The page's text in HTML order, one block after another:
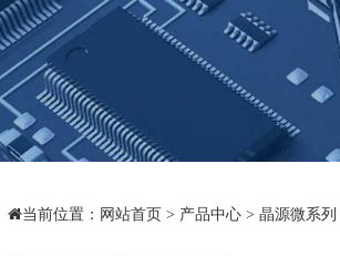
当前位置： 网站首页 > 产品中心> 晶源微系列